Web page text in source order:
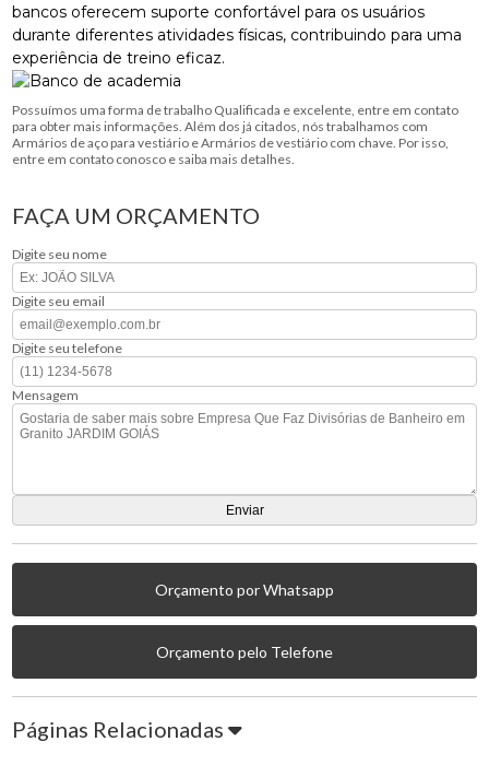
bancos oferecem suporte confortável para os usuários
durante diferentes atividades físicas, contribuindo para uma
experiência de treino eficaz.
Possuímos uma forma de trabalho Qualificada e excelente, entre em contato
para obter mais informações. Além dos já citados, nós trabalhamos com
Armários de aço para vestiário e Armários de vestiário com chave. Por isso,
entre em contato conosco e saiba mais detalhes.
FAÇA UM ORÇAMENTO
Digite seu nome
Digite seu email
Digite seu telefone
Mensagem
Orçamento por Whatsapp
Orçamento pelo Telefone
Páginas Relacionadas